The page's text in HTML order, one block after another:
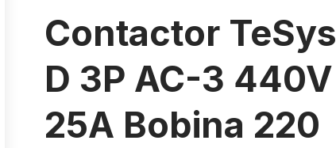
Contactor TeSys
D 3P AC-3 440V
25A Bobina 220